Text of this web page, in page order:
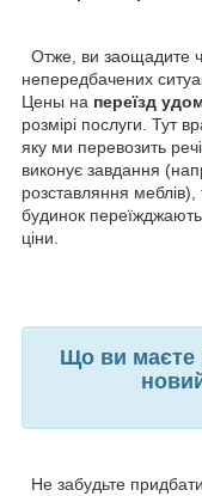
Отже, ви заощадите
непередбачених
Цены на переїзд
розмірі послуги. Тут
яку ми перевозить
виконує завдання
розставляння меблів),
будинок переїжджають
ціни.
Що ви маєте
Не забудьте